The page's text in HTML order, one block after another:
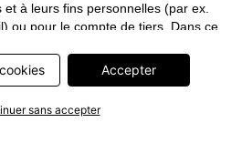
à leurs fins personnelles (par ex.
ou pour le compte de tiers. Dans ce
pseudonymisées mais également
ces données par ce prestataire
pseudonymisées seront alors
Accepter
sans accepter